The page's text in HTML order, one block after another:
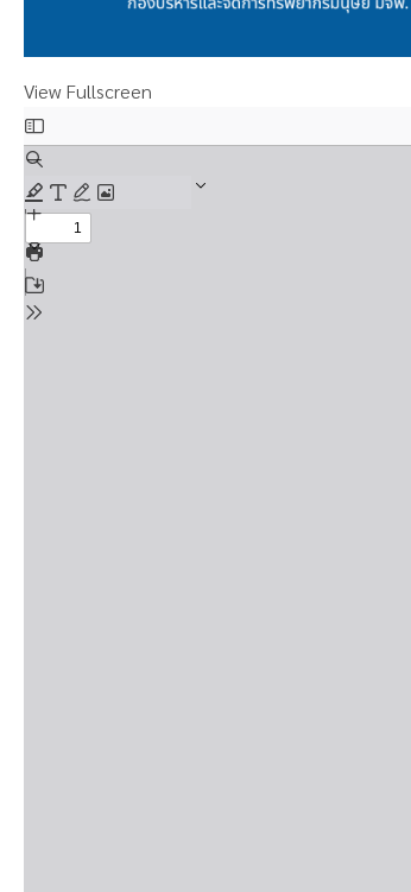
View Fullscreen